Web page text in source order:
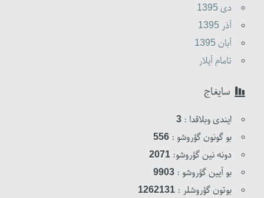
دى 1395
آذر 1395
آبان 1395
تامام آیلار
سایغاج
ایندی وبلاقدا : 3
بو گونون گؤروشو : 556
دونه نین گؤروشو: 2071
بو آیین گؤروشو : 9903
بوتون گؤروشلر : 1262131